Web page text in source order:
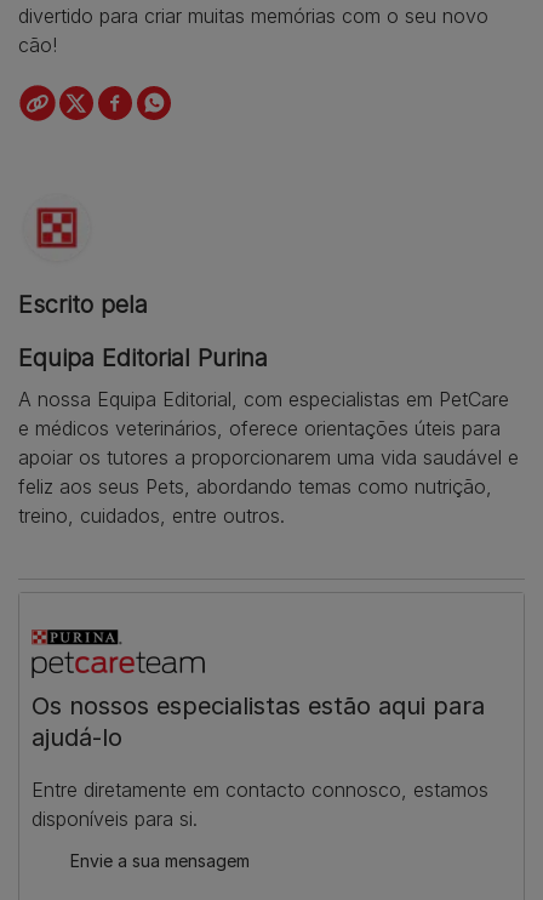
divertido para criar muitas memórias com o seu novo
cão!
Escrito pela
Equipa Editorial Purina
A nossa Equipa Editorial, com especialistas em PetCare
e médicos veterinários, oferece orientações úteis para
apoiar os tutores a proporcionarem uma vida saudável e
feliz aos seus Pets, abordando temas como nutrição,
treino, cuidados, entre outros.
Os nossos especialistas estão aqui para
ajudá-lo
Entre diretamente em contacto connosco, estamos
disponíveis para si.
Envie a sua mensagem